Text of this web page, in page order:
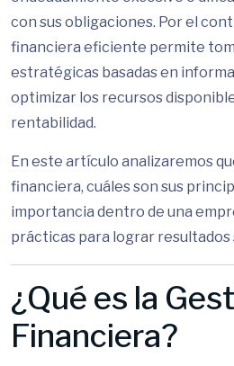
con sus obligaciones. Por el
financiera eficiente permite
estratégicas basadas en
optimizar los recursos
rentabilidad.
En este artículo analizaremos
financiera, cuáles son sus
importancia dentro de una
prácticas para lograr resultados
¿Qué es la
Financiera?